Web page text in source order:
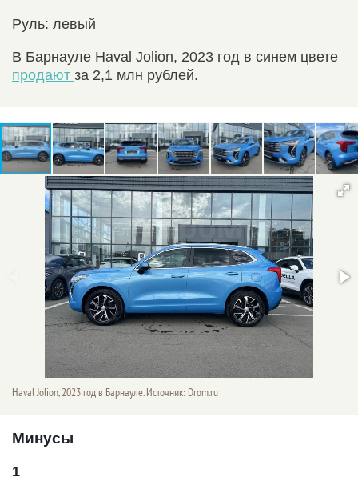
Руль: левый
В Барнауле Haval Jolion, 2023 год в синем цвете
продают за 2,1 млн рублей.
Haval Jolion, 2023 год в Барнауле. Источник: Drom.ru
Минусы
1